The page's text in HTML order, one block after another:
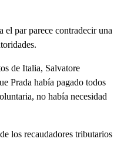
el par parece contradecir una
de Italia, Salvatore
Prada había pagado todos
no había necesidad
los recaudadores tributarios